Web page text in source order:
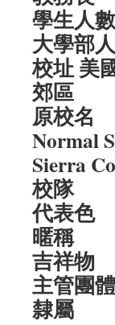
學生
大學部
校址 美
郊區
原校名
Normal
Sierra
校隊
代表
暱稱
吉祥
主管團
隸屬